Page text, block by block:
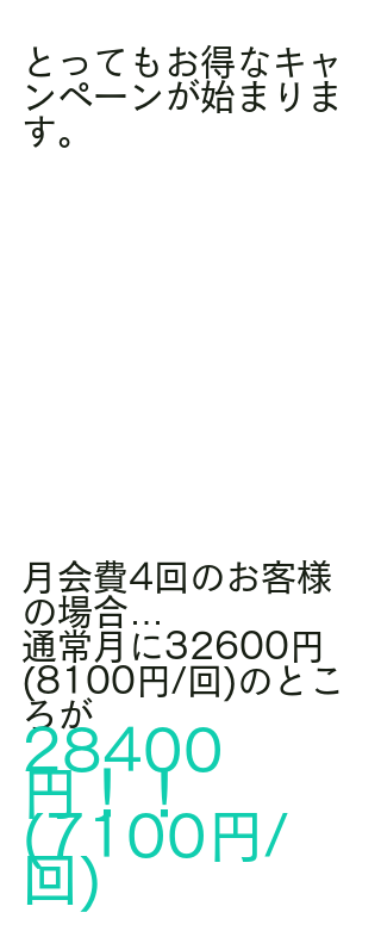
とってもお得なキャ
ンペーンが始まりま
す。
月会費4回のお客様
の場合…
通常月に32600円
(8100円/回)のとこ
ろが
28400
円！！
(7100円/
回)